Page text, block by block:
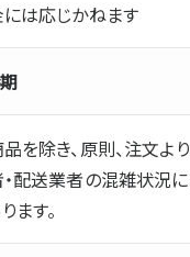
は応じかねます
を除き、原則、注文よ
配送業者の混雑状況
ます。